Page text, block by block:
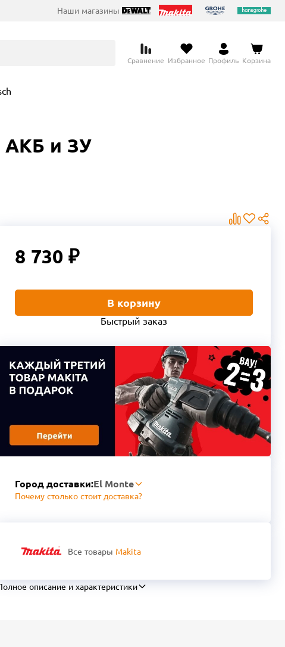
Наши магазины
Сравнение Избранное Профиль Корзина
АКБ и ЗУ
8 730 ₽
В корзину
Быстрый заказ
Город доставки:El Monte
Почему столько стоит доставка?
Все товары Makita
описание и характеристики